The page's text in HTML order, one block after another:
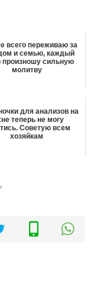
всего переживаю за
и семью, каждый
произношу сильную
молитву
для анализов на
теперь не могу
Советую всем
хозяйкам